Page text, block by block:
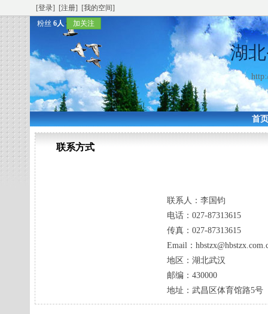
[登录] [注册]
[我的空间]
粉丝 6人 加关注
湖
首
联系方式
联系人： 李国钧
电话： 027-87313615
传真： 027-87313615
Email：
地区： 湖北武汉
邮编： 430000
地址： 武昌区体育馆路5号